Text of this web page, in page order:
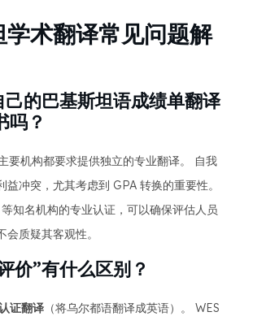
学术翻译常见问题解
的巴基斯坦语成绩单翻译
吗？
要机构都要求提供独立的专业翻译。 自我
益冲突，尤其考虑到 GPA 转换的重要性。
知名机构的专业认证，可以确保评估人员
质疑其客观性。
价”有什么区别？
证翻译 （将乌尔都语翻译成英语）。 WES